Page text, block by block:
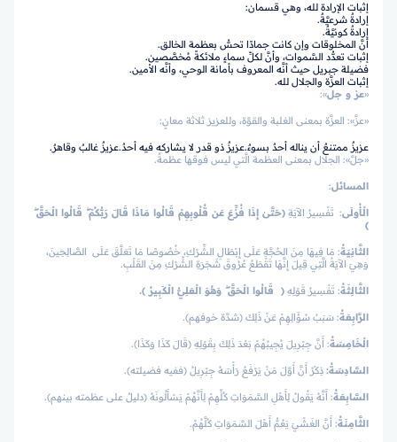
إثبات الإرادة لله، وهي قسمان:
إرادةٌ شرعيَّةٌ.
إرادةٌ كونيَّةٌ.
أنَّ المخلوقات وإن كانت جمادًا تحسُّ بعظمة الخالق.
إثبات تعدُّد السَّموات، وأنَّ لكلِّ سماءٍ ملائكةً مُخصَّصين.
فضيلة جبريل حيث أنَّه المعروف بأمانة الوحي، وأنَّه الأمين.
إثبات العزَّة والجلال لله.
«عز و جل»:
«عزَّ»: العزَّة بمعنى الغلبة والقوَّة، وللعزيز ثلاثة معانٍ:
عزيزٌ ممتنعٌ أن يناله أحدٌ بسوءٌ.عزيزٌ ذو قدر لا يشاركه فيه أحدٌ.عزيزٌ غالبٌ وقاهرٌ.
«جلَّ»: الجلال بمعنى العظمة الَّتي ليس فوقها عظمةٌ.
المسائل:
الْأُولَى: تَفْسِيرُ الآيَةِ ﴿حَتَّىٰ إِذَا فُزِّعَ عَن قُلُوبِهِمْ قَالُوا مَاذَا قَالَ رَبُّكُمْ ۖ قَالُوا الْحَقَّ ۖ
﴾
الثَّانِيَةُ: مَا فِيهَا مِنَ الحُجَّةِ عَلَى إِبْطَالِ الشِّرْكِ، خُصُوصًا مَا تَعَلَّقَ عَلَى الصَّالِحِينَ،
وَهِيَ الآيَةُ الَّتِي قِيلَ إِنَّهَا تَقْطَعُ عُرُوقَ شَجَرَةِ الشِّرْكِ مِنَ القَلْبِ.
الثَّالِثَةُ: تَفْسِيرُ قَوْلِهِ ﴿ قَالُوا الْحَقَّ ۖ وَهُوَ الْعَلِيُّ الْكَبِيرُ ﴾.
الرَّابِعَةُ: سَبَبُ سُؤَالِهِمْ عَنْ ذَلِكَ (شدَّة خوفهم).
الْخَامِسَةُ: أَنَّ جِبْرِيلَ يُجِيبُهُمْ بَعْدَ ذَلِكَ بِقَوْلِهِ (قَالَ كَذَا وَكَذَا).
السَّادِسَةُ: ذِكْرُ أَنَّ أَوَّلَ مَنْ يَرْفَعُ رَأْسَهُ جِبْرِيلُ (ففيه فضيلته).
السَّابِعَةُ: أَنَّهُ يَقُولُ لِأَهْلِ السَّمَوَاتِ كُلِّهِمْ لِأَنَّهُمْ يَسْأَلُونَهُ (دليلٌ على عظمته بينهم).
الثَّامِنَةُ: أَنَّ الغَشْيَ يَعُمُّ أَهْلَ السَّمَوَاتِ كُلَّهُمْ.